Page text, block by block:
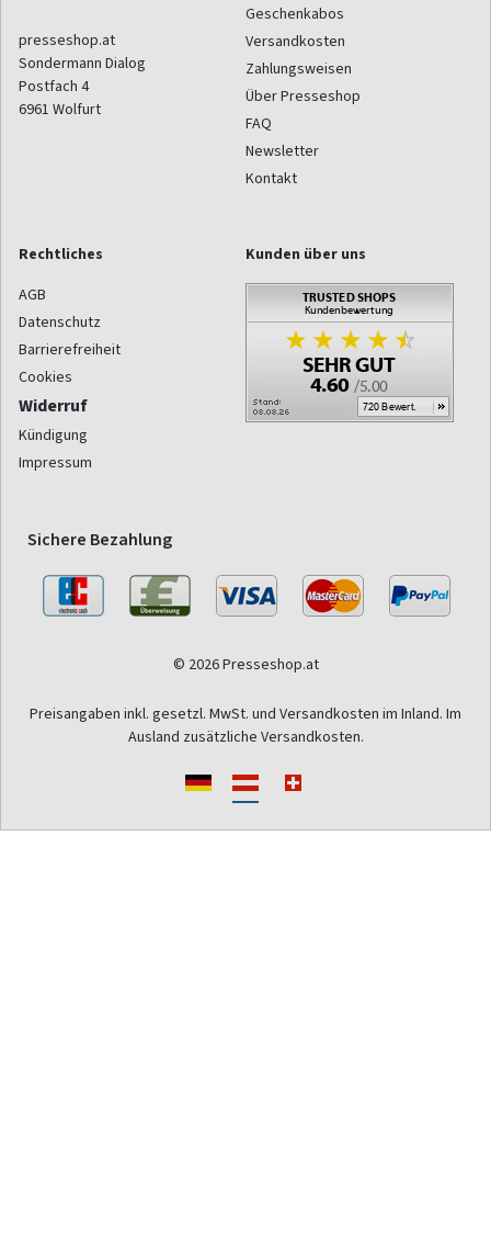
presseshop.at
Sondermann Dialog
Postfach 4
6961 Wolfurt
Geschenkabos
Versandkosten
Zahlungsweisen
Über Presseshop
FAQ
Newsletter
Kontakt
Rechtliches
AGB
Datenschutz
Barrierefreiheit
Cookies
Widerruf
Kündigung
Impressum
Kunden über uns
Sichere Bezahlung
© 2026 Presseshop.at
Preisangaben inkl. gesetzl. MwSt. und Versandkosten im Inland. Im
Ausland zusätzliche Versandkosten.